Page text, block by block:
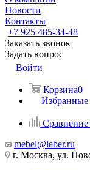
Новости
Контакты
+7 925 485-34-48
Заказать звонок
Задать вопрос
Войти
Корзина0
Избранные
Сравнение
mebel@leber.ru
г. Москва, ул.